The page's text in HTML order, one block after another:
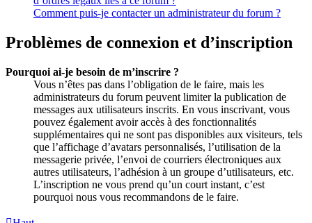
Comment puis-je contacter un administrateur du forum ?
Problèmes de connexion et d’inscription
Pourquoi ai-je besoin de m’inscrire ?
Vous n’êtes pas dans l’obligation de le faire, mais les
administrateurs du forum peuvent limiter la publication de
messages aux utilisateurs inscrits. En vous inscrivant, vous
pouvez également avoir accès à des fonctionnalités
supplémentaires qui ne sont pas disponibles aux visiteurs, tels
que l’affichage d’avatars personnalisés, l’utilisation de la
messagerie privée, l’envoi de courriers électroniques aux
autres utilisateurs, l’adhésion à un groupe d’utilisateurs, etc.
L’inscription ne vous prend qu’un court instant, c’est
pourquoi nous vous recommandons de le faire.